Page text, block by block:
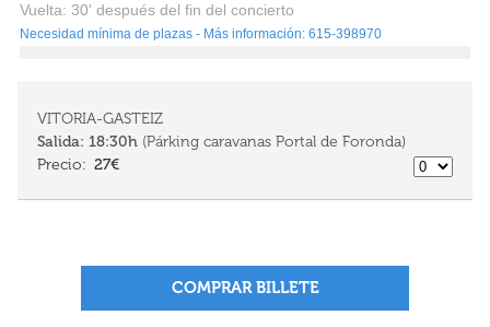
Vuelta: 30' después del fin del concierto
Necesidad mínima de plazas - Más información: 615-398970
VITORIA-GASTEIZ
Salida: 18:30h (Párking caravanas Portal de Foronda)
27€
COMPRAR BILLETE